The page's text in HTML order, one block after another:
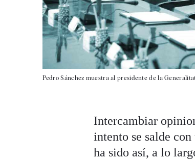
Pedro Sánchez muestra al presidente de la
Intercambiar
intento se salde
ha sido así, a lo